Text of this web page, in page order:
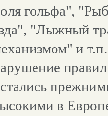
гольфа",
"Лыжный
и
в